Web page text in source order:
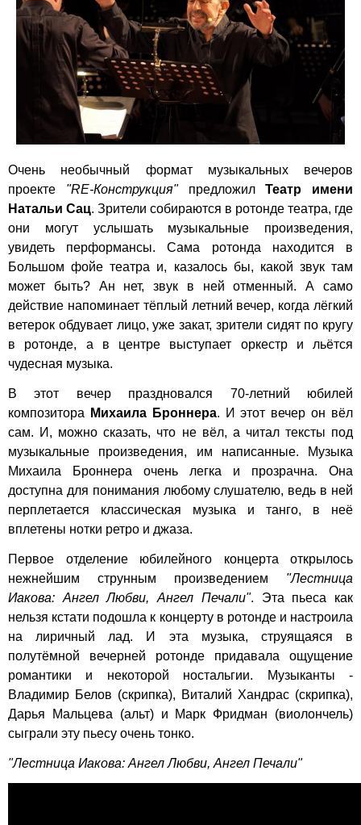
Очень необычный формат музыкальных вечеров
проекте "RE-Конструкция"предложилТеатр имени
Натальи Сац. Зрители собираются в ротонде театра, где
они могут услышать музыкальные произведения,
увидеть перформансы. Сама ротонда находится в
Большом фойе театра и, казалось бы, какой звук там
может быть? Ан нет, звук в ней отменный. А само
действие напоминает тёплый летний вечер, когда лёгкий
ветерок обдувает лицо, уже закат, зрители сидят по кругу
в ротонде, а в центре выступает оркестр и льётся
чудесная музыка.
В этот вечер праздновался 70-летний юбилей
композитора
Михаила Броннера. И этот вечер он вёл
сам. И, можно сказать, что не вёл, а читал тексты под
музыкальные произведения, им написанные. Музыка
Михаила Броннера очень легка и прозрачна. Она
доступна для понимания любому слушателю, ведь в ней
перплетается классическая музыка и танго, в неё
вплетены нотки ретро и джаза.
Первое отделение юбилейного концерта открылось
нежнейшим струнным произведением "Лестница
Иакова: Ангел Любви, Ангел Печали". Эта пьеса как
нельзя кстати подошла к концерту в ротонде и настроила
на лиричный лад. И эта музыка, струящаяся в
полутёмной вечерней ротонде придавала ощущение
романтики и некоторой ностальгии. Музыканты -
Владимир Белов (скрипка), Виталий Хандрас (скрипка),
Дарья Мальцева (альт) и Марк Фридман (виолончель)
сыграли эту пьесу очень тонко.
"Лестница Иакова: Ангел Любви, Ангел Печали"